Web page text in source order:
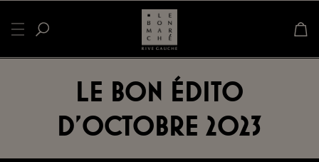
Le bon édito
d’octobre 2023